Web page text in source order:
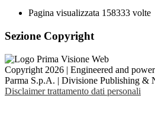
Pagina visualizzata 158333 volte
Sezione Copyright
Copyright 2026 | Engineered and
Parma S.p.A. | Divisione Publishing &
Disclaimer trattamento dati personali